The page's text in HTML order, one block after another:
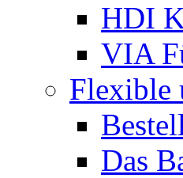
HDI
VIA
Flexible
Das